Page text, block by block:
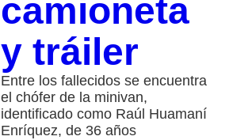
camioneta
y tráiler
Entre los fallecidos se encuentra
el chófer de la minivan,
identificado como Raúl Huamaní
Enríquez, de 36 años